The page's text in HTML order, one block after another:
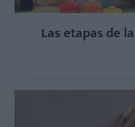
Las etapas de